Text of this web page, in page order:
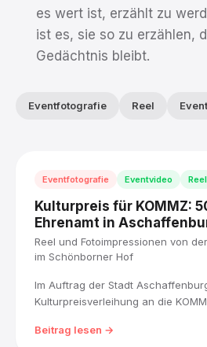
es wert ist, erzählt zu
ist es, sie so zu erzählen,
Gedächtnis bleibt.
Eventfotografie Reel
Eventfotografie Eventvideo Reel
Kulturpreis für KOMMZ:
Ehrenamt in
Reel und Fotoimpressionen von
im Schönborner Hof
Im Auftrag der Stadt
Kulturpreisverleihung an die
begleitet: Ausstellung, Musikbühne
Beitrag lesen →